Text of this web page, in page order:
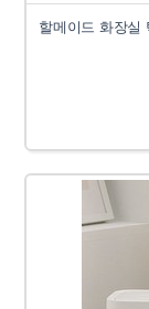
할메이드 화장실